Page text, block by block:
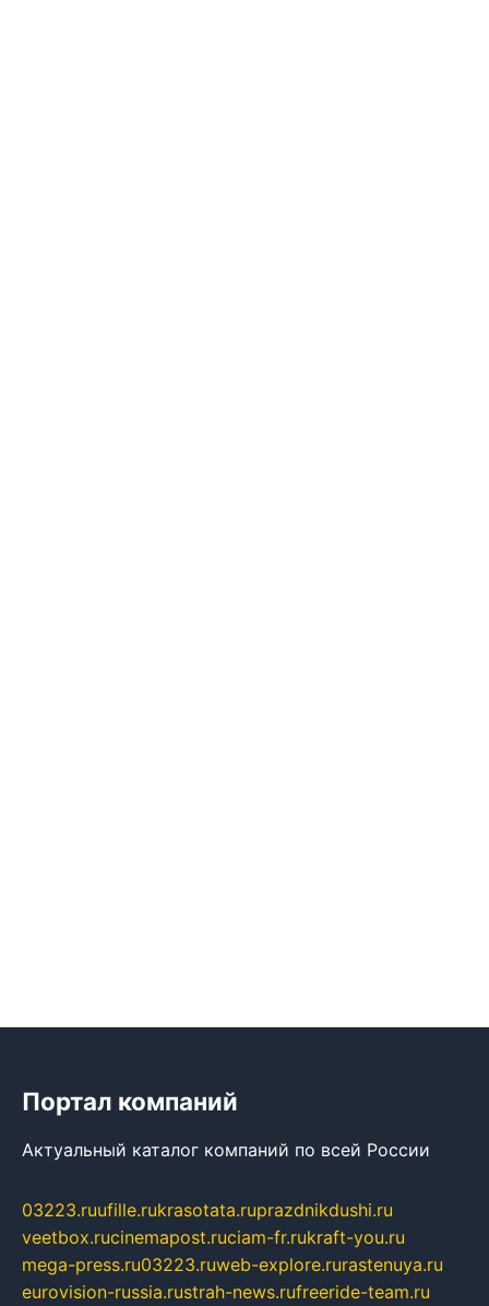
Портал компаний
Актуальный каталог компаний по всей России
03223.ruufille.rukrasotata.ruprazdnikdushi.ru
veetbox.rucinemapost.ruciam-fr.rukraft-you.ru
mega-press.ru03223.ruweb-explore.rurastenuya.ru
eurovision-russia.rustrah-news.rufreeride-team.ru